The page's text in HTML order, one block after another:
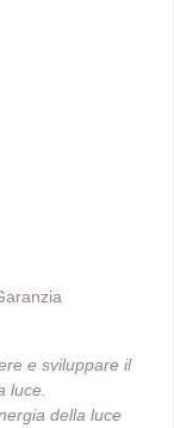
e sviluppare il
luce.
della luce